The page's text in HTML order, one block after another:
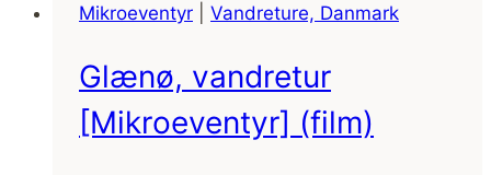
Mikroeventyr Vandreture, Danmark
Glænø, vandretur
[Mikroeventyr] (film)